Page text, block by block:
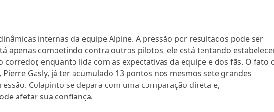
internas da equipe Alpine. A pressão por resultados pode ser
apenas competindo contra outros pilotos; ele está tentando
enquanto lida com as expectativas da equipe e dos fãs. O fato
Gasly, já ter acumulado 13 pontos nos mesmos sete grandes
Colapinto se depara com uma comparação direta e,
afetar sua confiança.